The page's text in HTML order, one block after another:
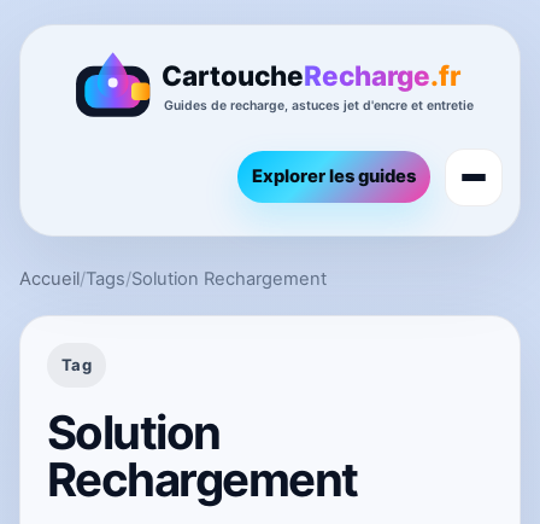
Explorer les guides
Accueil/Tags/Solution Rechargement
Tag
Solution
Rechargement